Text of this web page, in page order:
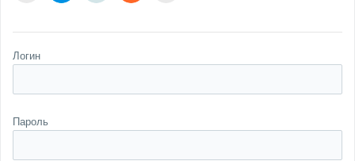
Логин
Пароль